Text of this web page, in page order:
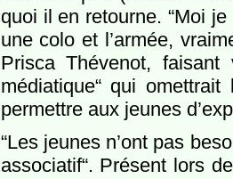
quoi il en retourne. “Moi
une colo et l’armée,
Prisca Thévenot, faisant
médiatique“ qui
permettre aux jeunes
“Les jeunes n’ont pas
associatif“. Présent lors